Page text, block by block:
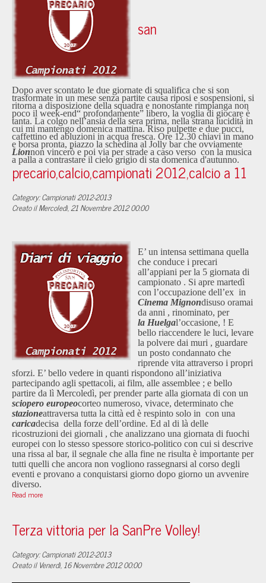
Dopo aver scontato le due giornate di squalifica che si son
trasformate in un mese senza partite causa riposi e sospensioni, si
ritorna a disposizione della squadra e nonostante rimpianga non
poco il week-end“ profondamente” libero, la voglia di giocare è
tanta. La colgo nell’ansia della sera prima, nella strana lucidità in
cui mi mantengo domenica mattina. Riso pulpette e due pucci,
caffettino ed abluzioni in acqua fresca. Ore 12.30 chiavi in mano
e borsa pronta, piazzo la schedina al Jolly bar che ovviamente
non vincerò e poi via per strade a caso verso
Lion con la musica
a palla a contrastare il cielo grigio di sta domenica d'autunno.
san
precario,calcio,campionati 2012,calcio a 11
Category: Campionati 2012-2013
Creato il Mercoledì, 21 Novembre 2012 00:00
E’ un intensa settimana quella
che conduce i precari
all’appiani per la 5 giornata di
campionato . Si apre martedì
con l’occupazione dell’ex
Cinema Mignon
in
disuso oramai
da anni , rinominato, per
l’occasione,
la Huelga
! E
bello riaccendere le luci, levare
la polvere dai muri , guardare
un posto condannato che
riprende vita attraverso i propri
sforzi. E’ bello vedere in quanti rispondono all’iniziativa
partecipando agli spettacoli, ai film, alle assemblee ; e bello
partire da lì Mercoledì, per prender parte alla giornata di
sciopero europeo
con un
corteo numeroso, vivace, determinato che
attraversa tutta la città ed è respinto solo in
stazione
con una
decisa
carica
della forze dell’ordine. Ed al di là delle
ricostruzioni dei giornali , che analizzano una giornata di fuochi
europei con lo stesso spessore storico-politico con cui si descrive
una rissa al bar, il segnale che alla fine ne risulta è importante per
tutti quelli che ancora non vogliono rassegnarsi al corso degli
eventi e provano a conquistarsi giorno dopo giorno un avvenire
diverso.
Read more
Terza vittoria per la SanPre Volley!
Category: Campionati 2012-2013
Creato il Venerdì, 16 Novembre 2012 00:00